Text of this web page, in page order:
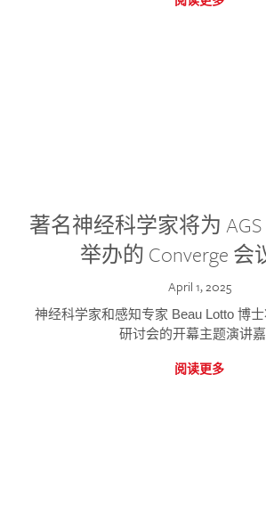
著名神经科学家将为 AGS
举办的 Converge 会
April 1, 2025
神经科学家和感知专家 Beau Lotto 博
研讨会的开幕主题演讲
阅读更多